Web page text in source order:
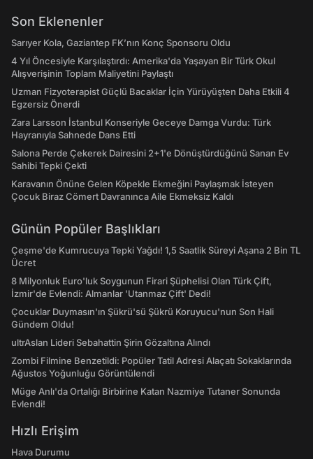
Son Eklenenler
Sarıyer Kola, Gaziantep FK’nın Konç Sponsoru Oldu
4 Yıl Öncesiyle Karşılaştırdı: Amerika'da Yaşayan Bir Türk Okul
Alışverişinin Toplam Maliyetini Paylaştı
Uzman Fizyoterapist Güçlü Bacaklar İçin Yürüyüşten Daha Etkili 4
Egzersiz Önerdi
Zara Larsson İstanbul Konseriyle Geceye Damga Vurdu: Türk
Hayranıyla Sahnede Dans Etti
Salona Perde Çekerek Dairesini 2+1'e Dönüştürdüğünü Sanan Ev
Sahibi Tepki Çekti
Karavanın Önüne Gelen Köpekle Ekmeğini Paylaşmak İsteyen
Çocuk Biraz Cömert Davranınca Aile Ekmeksiz Kaldı
Günün Popüler Başlıkları
Çeşme'de Kumrucuya Tepki Yağdı! 1,5 Saatlik Süreyi Aşana 2 Bin TL
Ücret
8 Milyonluk Euro'luk Soygunun Firari Şüphelisi Olan Türk Çift,
İzmir'de Evlendi: Almanlar 'Utanmaz Çift' Dedi!
Çocuklar Duymasın'ın Şükrü'sü Şükrü Koruyucu'nun Son Hali
Gündem Oldu!
ultrAslan Lideri Sebahattin Şirin Gözaltına Alındı
Zombi Filmine Benzetildi: Popüler Tatil Adresi Alaçatı Sokaklarında
Ağustos Yoğunluğu Görüntülendi
Müge Anlı'da Ortalığı Birbirine Katan Nazmiye Tutaner Sonunda
Evlendi!
Hızlı Erişim
Hava Durumu